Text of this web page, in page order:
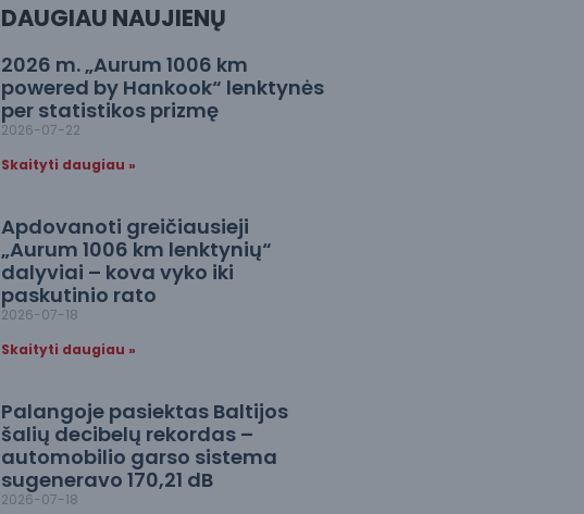
DAUGIAU NAUJIENŲ
2026 m. „Aurum 1006 km
powered by Hankook“ lenktynės
per statistikos prizmę
2026-07-22
Skaityti daugiau »
Apdovanoti greičiausieji
„Aurum 1006 km lenktynių“
dalyviai – kova vyko iki
paskutinio rato
2026-07-18
Skaityti daugiau »
Palangoje pasiektas Baltijos
šalių decibelų rekordas –
automobilio garso sistema
sugeneravo 170,21 dB
2026-07-18